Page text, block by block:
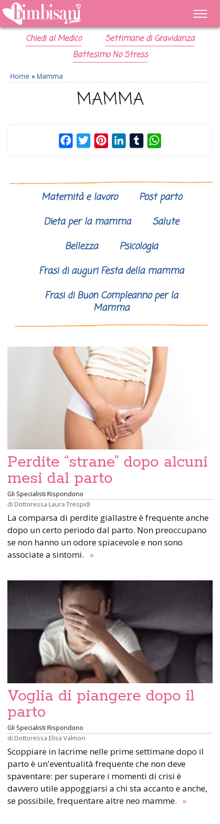
Chiedi al Medico
Settimane di Gravidanza
Battesimo No Stress
Home » Mamma
MAMMA
FacebookTwitterPinterestLinkedInTumblr
Maternità e lavoro
Post parto
Dieta per la mamma
Salute
Bellezza
Psicologia
Frasi di auguri Festa della mamma
Frasi di Buon Compleanno per la
Mamma
Perdite “strane” dopo alcuni
mesi dal parto
Gli Specialisti Rispondono
di Dottoressa Laura Trespidi
La comparsa di perdite giallastre è frequente anche
dopo un certo periodo dal parto. Non preoccupano
se non hanno un odore spiacevole e non sono
associate a sintomi. »
Voglia di piangere dopo il
parto
Gli Specialisti Rispondono
di Dottoressa Elisa Valmori
Scoppiare in lacrime nelle prime settimane dopo il
parto è un'eventualità frequente che non deve
spaventare: per superare i momenti di crisi è
davvero utile appoggiarsi a chi sta accanto e anche,
se possibile, frequentare altre neo mamme. »